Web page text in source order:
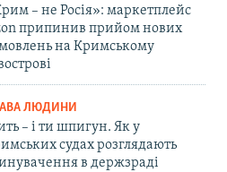
– не Росія»: маркетплейс
припинив прийом нових
на Кримському
ЛЮДИНИ
– і ти шпигун. Як у
судах розглядають
в держзраді